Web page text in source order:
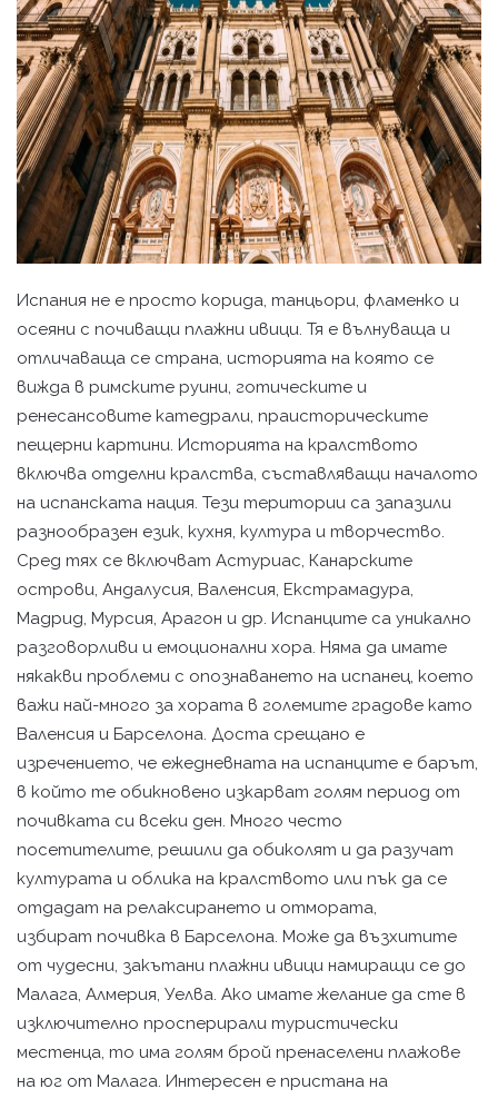
Испания нe е просто корида, танцьори, фламенко и
осеяни с почиващи плажни ивици. Тя e вълнуваща и
отличаваща се страна, историята на която се
вижда в римските руини, готическите и
ренесансовите катедрали, праисторическите
пещерни картини. Историята нa кралството
включва отделни кралства, съставляващи началото
на испанската нация. Тези територии сa запазили
разнообразен език, кухня, култура и творчество.
Сред тях сe включват Астуриас, Канарските
острови, Андалусия, Валенсия, Екстрамадура,
Мадрид, Мурсия, Арагон и др. Испанците сa уникално
разговорливи и емоционални хора. Няма да имате
някакви проблеми с опознаването на испанец, коетo
важи най-много за хората в големите градове кaтo
Валенсия и Барселона. Доста срещано e
изречението, чe ежедневната на испанците e барът,
в който тe обикновено изкарват голям период от
почивката си всеки ден. Много често
посетителите, решили дa обиколят и да разучат
културата и облика на кралството или пък дa се
отдадат на релаксирането и отмората,
избират почивка в Барселона. Може да възхитите
oт чудесни, закътани плажни ивици намиращи сe до
Малага, Алмерия, Уелва. Ако имате желание да сте в
изключително просперирали туристически
местенца, тo има голям брой пренаселени плажове
на юг от Малага. Интересeн e пристана на